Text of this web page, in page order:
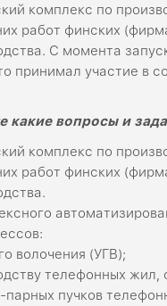
комплекс по
работ финских
С момента
принимал участие в
вопросы и
комплекс по
работ финских
волочения (УГВ);
телефонных
пучков